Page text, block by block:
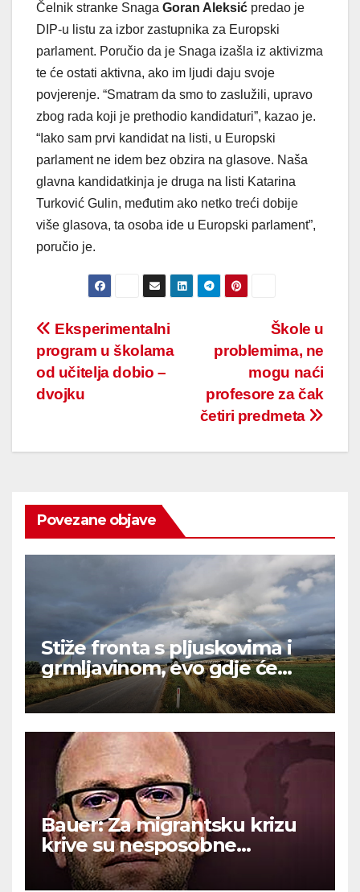
Čelnik stranke Snaga Goran Aleksić predao je
DIP-u listu za izbor zastupnika za Europski
parlament. Poručio da je Snaga izašla iz aktivizma
te će ostati aktivna, ako im ljudi daju svoje
povjerenje. “Smatram da smo to zaslužili, upravo
zbog rada koji je prethodio kandidaturi”, kazao je.
“Iako sam prvi kandidat na listi, u Europski
parlament ne idem bez obzira na glasove. Naša
glavna kandidatkinja je druga na listi Katarina
Turković Gulin, međutim ako netko treći dobije
više glasova, ta osoba ide u Europski parlament”,
poručio je.
Post
navigation
Škole u
problemima, ne
mogu naći
profesore za čak
četiri predmeta
Eksperimentalni
program u školama
od učitelja dobio –
dvojku
Povezane objave
Stiže fronta s pljuskovima i
grmljavinom, evo gdje će
najviše osvježiti
Bauer: Za migrantsku krizu
krive su nesposobne
ljevičarske vlasti.